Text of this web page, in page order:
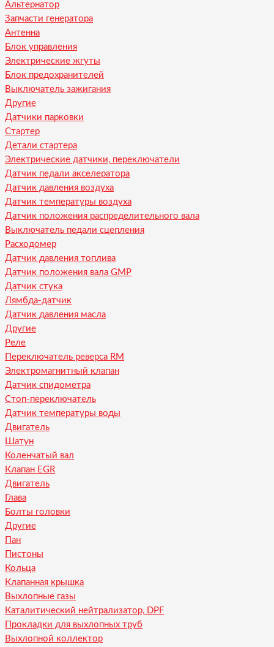
Альтернатор
Запчасти генератора
Антенна
Блок управления
Электрические жгуты
Блок предохранителей
Выключатель зажигания
Другие
Датчики парковки
Стартер
Детали стартера
Электрические датчики, переключатели
Датчик педали акселератора
Датчик давления воздуха
Датчик температуры воздуха
Датчик положения распределительного вала
Выключатель педали сцепления
Расходомер
Датчик давления топлива
Датчик положения вала GMP
Датчик стука
Лямбда-датчик
Датчик давления масла
Другие
Реле
Переключатель реверса RM
Электромагнитный клапан
Датчик спидометра
Стоп-переключатель
Датчик температуры воды
Двигатель
Шатун
Коленчатый вал
Клапан EGR
Двигатель
Глава
Болты головки
Другие
Пан
Пистоны
Кольца
Клапанная крышка
Выхлопные газы
Каталитический нейтрализатор, DPF
Прокладки для выхлопных труб
Выхлопной коллектор